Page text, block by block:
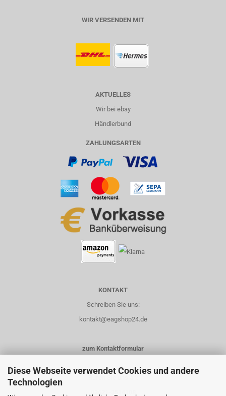
Diese Webseite verwendet Cookies und andere
Technologien
WIR VERSENDEN MIT
AKTUELLES
Wir bei ebay
Händlerbund
ZAHLUNGSARTEN
KONTAKT
Schreiben Sie uns:
kontakt@eagshop24.de
zum Kontaktformular